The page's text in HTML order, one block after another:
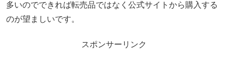
多いのでできれば転売品ではなく公式サイトから購入する
のが望ましいです。
スポンサーリンク